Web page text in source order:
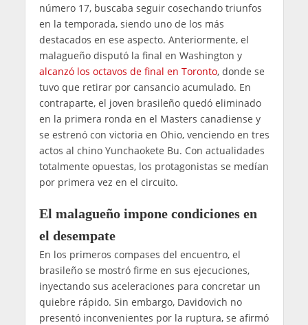
número 17, buscaba seguir cosechando triunfos
en la temporada, siendo uno de los más
destacados en ese aspecto. Anteriormente, el
malagueño disputó la final en Washington y
alcanzó los octavos de final en Toronto, donde se
tuvo que retirar por cansancio acumulado. En
contraparte, el joven brasileño quedó eliminado
en la primera ronda en el Masters canadiense y
se estrenó con victoria en Ohio, venciendo en tres
actos al chino Yunchaokete Bu. Con actualidades
totalmente opuestas, los protagonistas se medían
por primera vez en el circuito.
El malagueño impone condiciones en
el desempate
En los primeros compases del encuentro, el
brasileño se mostró firme en sus ejecuciones,
inyectando sus aceleraciones para concretar un
quiebre rápido. Sin embargo, Davidovich no
presentó inconvenientes por la ruptura, se afirmó